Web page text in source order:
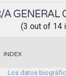
A GENERAL
(3 out of 14
INDEX
Los datos